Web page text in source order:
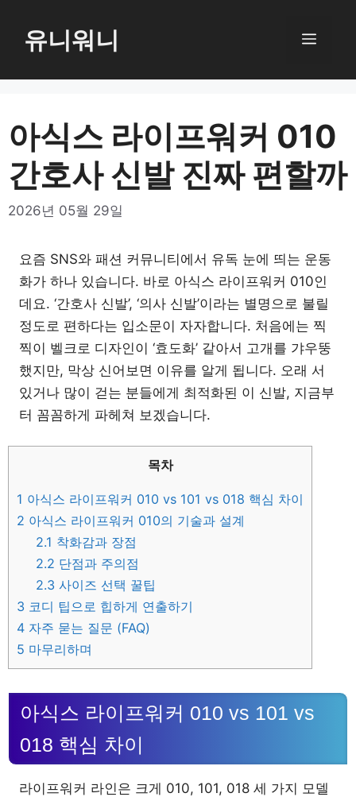
로
뛰
기
유니워니 메
아식스 라이프워커 010
간호사 신발 진짜 편할까
2026년 05월 29일
요즘 SNS와 패션 커뮤니티에서 유독 눈에 띄는 운동
화가 하나 있습니다. 바로 아식스 라이프워커 010인
데요. ‘간호사 신발’, ‘의사 신발’이라는 별명으로 불릴
정도로 편하다는 입소문이 자자합니다. 처음에는 찍
찍이 벨크로 디자인이 ‘효도화’ 같아서 고개를 갸우뚱
했지만, 막상 신어보면 이유를 알게 됩니다. 오래 서
있거나 많이 걷는 분들에게 최적화된 이 신발, 지금부
터 꼼꼼하게 파헤쳐 보겠습니다.
목차
1 아식스 라이프워커 010 vs 101 vs 018 핵심 차이
2 아식스 라이프워커 010의 기술과 설계
2.1 착화감과 장점
2.2 단점과 주의점
2.3 사이즈 선택 꿀팁
3 코디 팁으로 힙하게 연출하기
4 자주 묻는 질문 (FAQ)
5 마무리하며
아식스 라이프워커 010 vs 101 vs
018 핵심 차이
라이프워커 라인은 크게 010, 101, 018 세 가지 모델